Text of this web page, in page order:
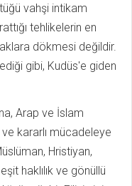
vahşi intikam
tehlikelerin en
dökmesi değildir.
gibi, Kudüs'e giden
Arap ve İslam
ve kararlı mücadeleye
Hristiyan,
haklılık ve gönüllü